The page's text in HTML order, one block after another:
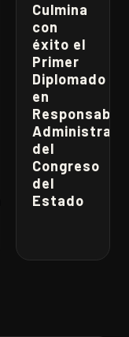
Culmina
con
éxito el
Primer
Diplomado
en
del
Congreso
del
Estado